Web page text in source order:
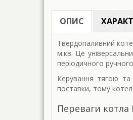
ОПИС
Твердопаливний
м.кв. Це
періодичного
Керування тягою
поставки, тому
Переваги котла